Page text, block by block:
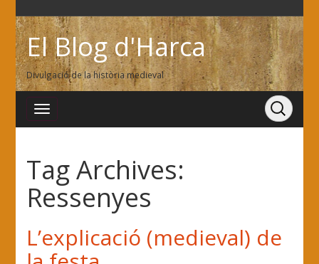
El Blog d'Harca
Divulgació de la història medieval
Tag Archives:
Ressenyes
L’explicació (medieval) de